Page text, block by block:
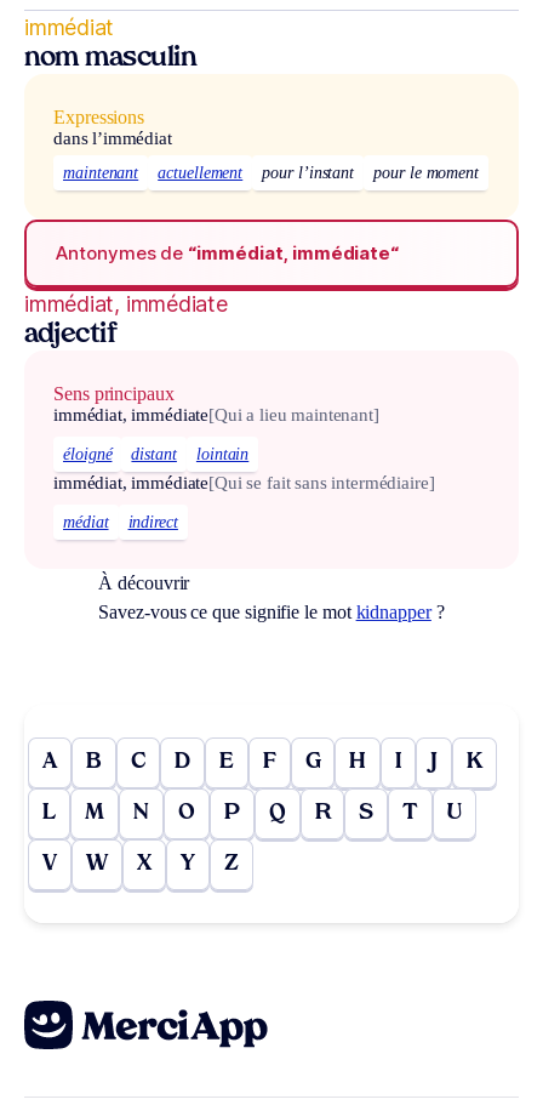
immédiat
nom masculin
Expressions
dans l’immédiat
maintenant actuellement pour l’instant pour le moment
Antonymes de “immédiat, immédiate“
immédiat, immédiate
adjectif
Sens principaux
immédiat, immédiate[Qui a lieu maintenant]
éloigné distant lointain
immédiat, immédiate[Qui se fait sans intermédiaire]
médiat indirect
À découvrir
Savez-vous ce que signifie le mot kidnapper?
A B C D E F G H I J K
L M N O P Q R S T U
V W X Y Z